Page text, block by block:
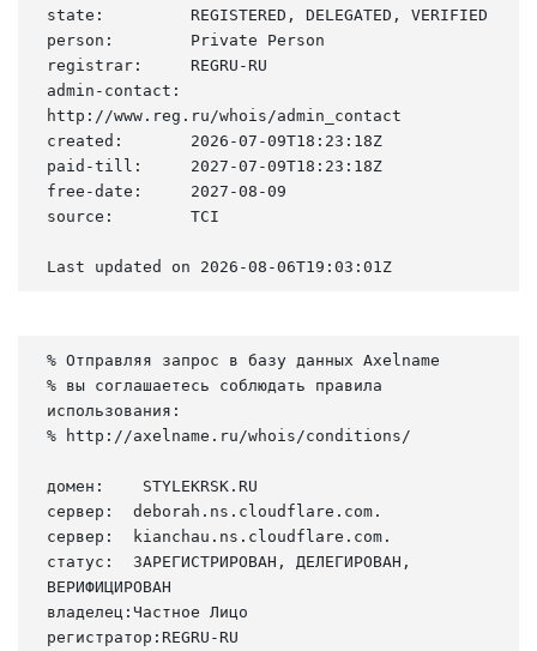
state:         REGISTERED, DELEGATED, VERIFIED
person:        Private Person
registrar:     REGRU-RU
admin-contact:
http://www.reg.ru/whois/admin_contact
created:       2026-07-09T18:23:18Z
paid-till:     2027-07-09T18:23:18Z
free-date:     2027-08-09
source:        TCI
Last updated on 2026-08-06T19:03:01Z
% Отправляя запрос в базу данных Axelname
% вы соглашаетесь соблюдать правила
использования:
% http://axelname.ru/whois/conditions/
домен:    STYLEKRSK.RU
сервер:  deborah.ns.cloudflare.com.
сервер:  kianchau.ns.cloudflare.com.
статус:  ЗАРЕГИСТРИРОВАН, ДЕЛЕГИРОВАН,
ВЕРИФИЦИРОВАН
владелец:Частное Лицо
регистратор:REGRU-RU